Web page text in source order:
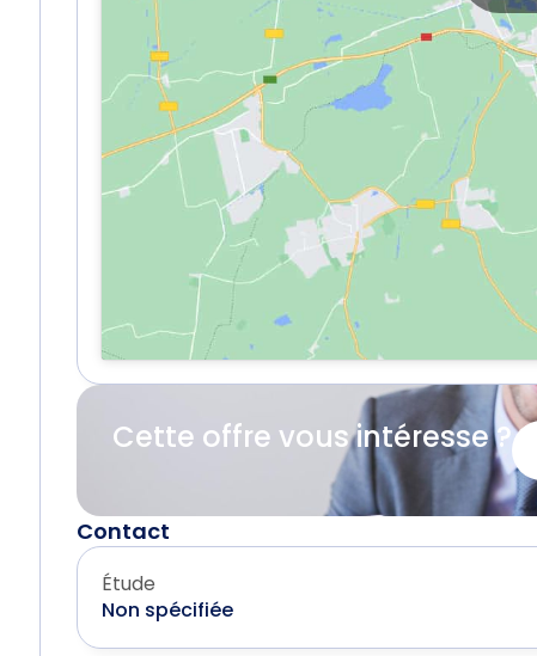
Cette offre vous intéresse ?
Contact
Étude
Non spécifiée